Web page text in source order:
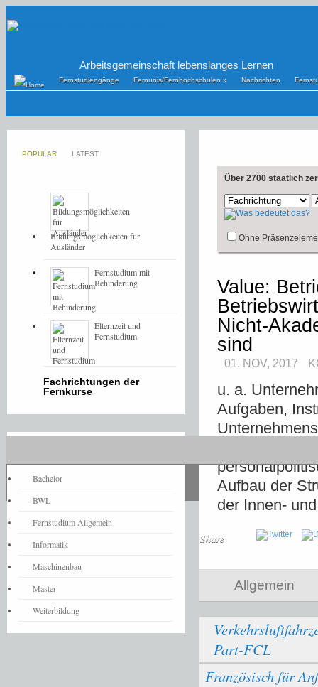
Arbeitsgemeinschaft lebenslanges Lernen
Fernstudiengänge Fernunis/Fernhochschulen » Nachrichten
Über 2700 staatlich
Ohne
Value:
Nicht-
sind
01. NOV, 2017
u. a.
Aufgaben,
Aufbau der
der Innen-
Share
Allgemein
Part-FCL
Französisch für
POPULAR LATEST
Bildungsmöglichkeiten für
Ausländer
Fernstudium mit
Behinderung
Elternzeit und
Fernstudium
Fachrichtungen der
Fernkurse
Bachelor
BWL
Fernstudium Allgemein
Informatik
Maschinenbau
Master
Weiterbildung